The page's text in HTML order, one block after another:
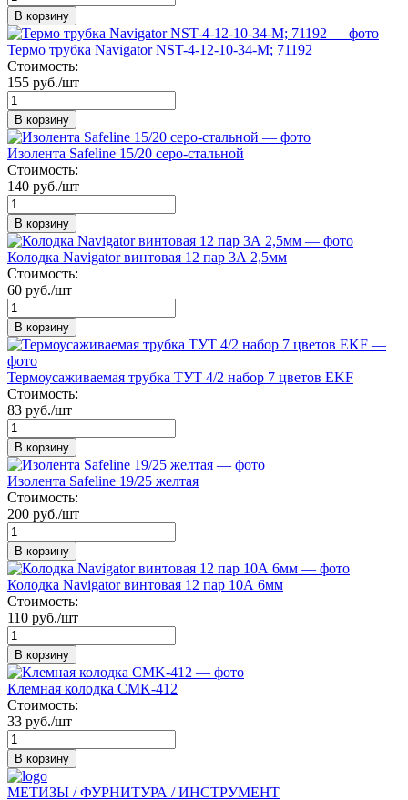
В корзину
Термо трубка Navigator NST-4-12-10-34-М; 71192
Стоимость:
155 руб./шт
В корзину
Изолента Safeline 15/20 серо-стальной
Стоимость:
140 руб./шт
В корзину
Колодка Navigator винтовая 12 пар 3А 2,5мм
Стоимость:
60 руб./шт
В корзину
Термоусаживаемая трубка ТУТ 4/2 набор 7 цветов EKF
Стоимость:
83 руб./шт
В корзину
Изолента Safeline 19/25 желтая
Стоимость:
200 руб./шт
В корзину
Колодка Navigator винтовая 12 пар 10А 6мм
Стоимость:
110 руб./шт
В корзину
Клемная колодка CMK-412
Стоимость:
33 руб./шт
В корзину
МЕТИЗЫ / ФУРНИТУРА / ИНСТРУМЕНТ